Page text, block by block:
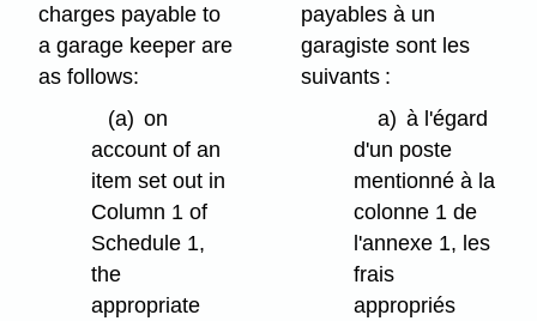
charges payable to
a garage keeper are
as follows:
(a) on
account of an
item set out in
Column 1 of
Schedule 1,
the
appropriate
payables à un
garagiste sont les
suivants :
a) à l'égard
d'un poste
mentionné à la
colonne 1 de
l'annexe 1, les
frais
appropriés